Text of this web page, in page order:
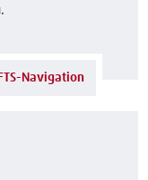
Navigation